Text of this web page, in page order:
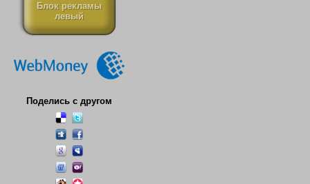
Блок рекламы
левый
Поделись с другом